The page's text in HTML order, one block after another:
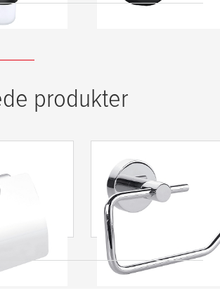
produkter
med
tesa ® Smooz
toiletpapirholder
låg inklusive lim